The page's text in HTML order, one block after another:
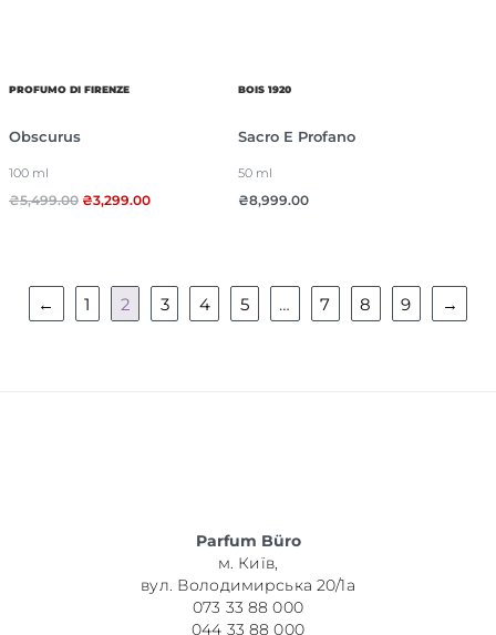
PROFUMO DI FIRENZE
Obscurus
100 ml
₴5,499.00 ₴3,299.00
BOIS 1920
Sacro E Profano
50 ml
₴8,999.00
← 1 2 3 4 5 … 7 8 9 →
Parfum Büro
м. Київ,
вул. Володимирська 20/1а
073 33 88 000
044 33 88 000